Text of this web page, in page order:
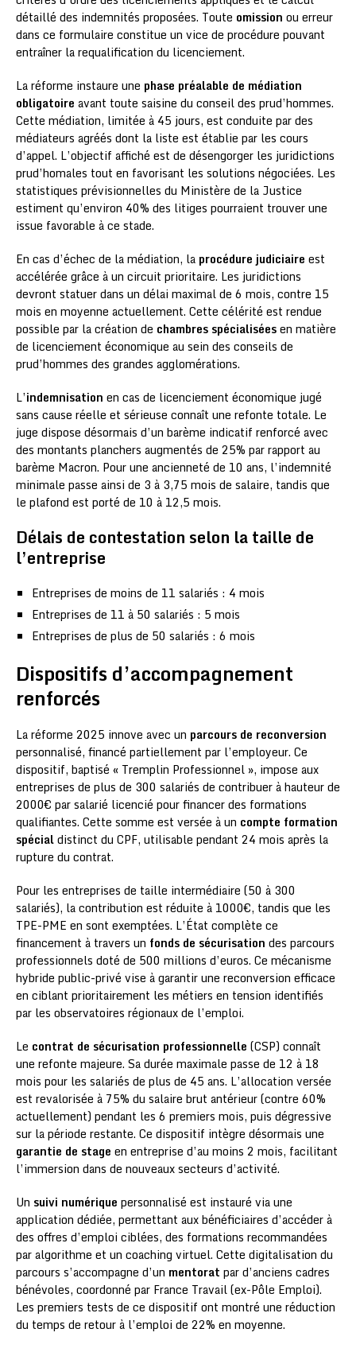
détaillé des indemnités proposées. Toute omission ou erreur
dans ce formulaire constitue un vice de procédure pouvant
entraîner la requalification du licenciement.
La réforme instaure une phase préalable de médiation
obligatoire avant toute saisine du conseil des prud’hommes.
Cette médiation, limitée à 45 jours, est conduite par des
médiateurs agréés dont la liste est établie par les cours
d’appel. L’objectif affiché est de désengorger les juridictions
prud’homales tout en favorisant les solutions négociées. Les
statistiques prévisionnelles du Ministère de la Justice
estiment qu’environ 40% des litiges pourraient trouver une
issue favorable à ce stade.
En cas d’échec de la médiation, la procédure judiciaire est
accélérée grâce à un circuit prioritaire. Les juridictions
devront statuer dans un délai maximal de 6 mois, contre 15
mois en moyenne actuellement. Cette célérité est rendue
possible par la création de chambres spécialiséesen matière
de licenciement économique au sein des conseils de
prud’hommes des grandes agglomérations.
L’indemnisation en cas de licenciement économique jugé
sans cause réelle et sérieuse connaît une refonte totale. Le
juge dispose désormais d’un barème indicatif renforcé avec
des montants planchers augmentés de 25% par rapport au
barème Macron. Pour une ancienneté de 10 ans, l’indemnité
minimale passe ainsi de 3 à 3,75 mois de salaire, tandis que
le plafond est porté de 10 à 12,5 mois.
Délais de contestation selon la taille de
l’entreprise
Entreprises de moins de 11 salariés : 4 mois
Entreprises de 11 à 50 salariés : 5 mois
Entreprises de plus de 50 salariés : 6 mois
Dispositifs d’accompagnement
renforcés
La réforme 2025 innove avec un parcours de reconversion
personnalisé, financé partiellement par l’employeur. Ce
dispositif, baptisé « Tremplin Professionnel », impose aux
entreprises de plus de 300 salariés de contribuer à hauteur de
2000€ par salarié licencié pour financer des formations
qualifiantes. Cette somme est versée à un compte formation
spécialdistinct du CPF, utilisable pendant 24 mois après la
rupture du contrat.
Pour les entreprises de taille intermédiaire (50 à 300
salariés), la contribution est réduite à 1000€, tandis que les
TPE-PME en sont exemptées. L’État complète ce
financement à travers un fonds de sécurisation des parcours
professionnels doté de 500 millions d’euros. Ce mécanisme
hybride public-privé vise à garantir une reconversion efficace
en ciblant prioritairement les métiers en tension identifiés
par les observatoires régionaux de l’emploi.
Le contrat de sécurisation professionnelle (CSP) connaît
une refonte majeure. Sa durée maximale passe de 12 à 18
mois pour les salariés de plus de 45 ans. L’allocation versée
est revalorisée à 75% du salaire brut antérieur (contre 60%
actuellement) pendant les 6 premiers mois, puis dégressive
sur la période restante. Ce dispositif intègre désormais une
garantie de stage en entreprise d’au moins 2 mois, facilitant
l’immersion dans de nouveaux secteurs d’activité.
Un suivi numérique personnalisé est instauré via une
application dédiée, permettant aux bénéficiaires d’accéder à
des offres d’emploi ciblées, des formations recommandées
par algorithme et un coaching virtuel. Cette digitalisation du
parcours s’accompagne d’un mentorat par d’anciens cadres
bénévoles, coordonné par France Travail (ex-Pôle Emploi).
Les premiers tests de ce dispositif ont montré une réduction
du temps de retour à l’emploi de 22% en moyenne.